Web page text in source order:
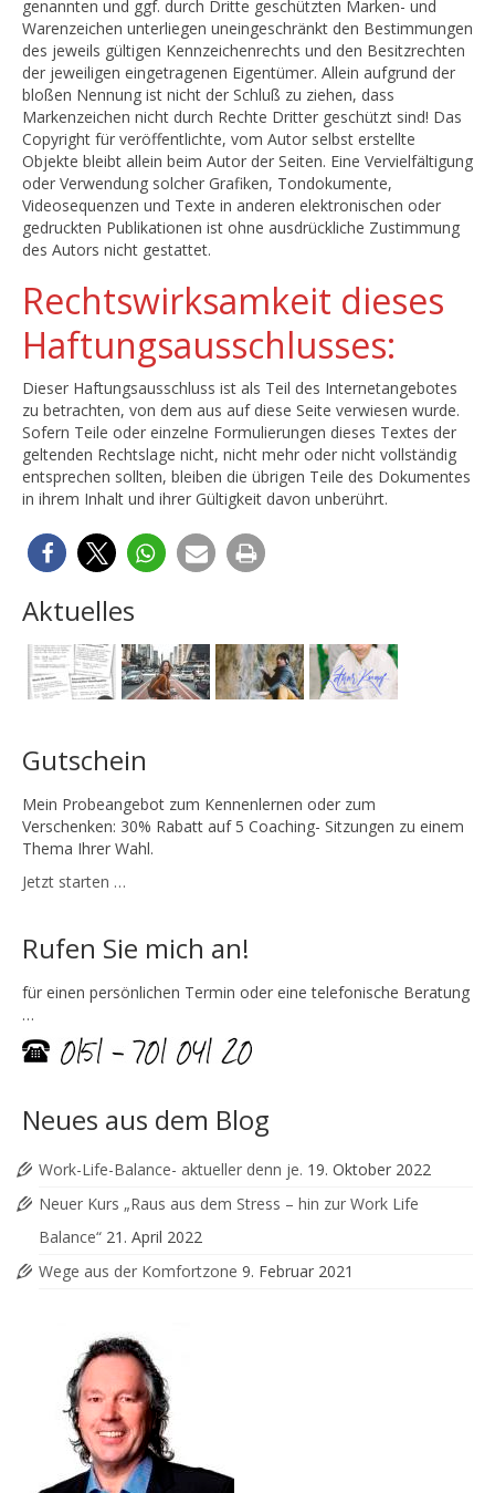
genannten und ggf. durch Dritte geschützten Marken- und
Warenzeichen unterliegen uneingeschränkt den Bestimmungen
des jeweils gültigen Kennzeichenrechts und den Besitzrechten
der jeweiligen eingetragenen Eigentümer. Allein aufgrund der
bloßen Nennung ist nicht der Schluß zu ziehen, dass
Markenzeichen nicht durch Rechte Dritter geschützt sind! Das
Copyright für veröffentlichte, vom Autor selbst erstellte
Objekte bleibt allein beim Autor der Seiten. Eine Vervielfältigung
oder Verwendung solcher Grafiken, Tondokumente,
Videosequenzen und Texte in anderen elektronischen oder
gedruckten Publikationen ist ohne ausdrückliche Zustimmung
des Autors nicht gestattet.
Rechtswirksamkeit dieses
Haftungsausschlusses:
Dieser Haftungsausschluss ist als Teil des Internetangebotes
zu betrachten, von dem aus auf diese Seite verwiesen wurde.
Sofern Teile oder einzelne Formulierungen dieses Textes der
geltenden Rechtslage nicht, nicht mehr oder nicht vollständig
entsprechen sollten, bleiben die übrigen Teile des Dokumentes
in ihrem Inhalt und ihrer Gültigkeit davon unberührt.
Aktuelles
Gutschein
Mein Probeangebot zum Kennenlernen oder zum
Verschenken: 30% Rabatt auf 5 Coaching- Sitzungen zu einem
Thema Ihrer Wahl.
Jetzt starten …
Rufen Sie mich an!
für einen persönlichen Termin oder eine telefonische Beratung
…
Neues aus dem Blog
Work-Life-Balance- aktueller denn je. 19. Oktober 2022
Neuer Kurs „Raus aus dem Stress – hin zur Work Life
Balance“ 21. April 2022
Wege aus der Komfortzone 9. Februar 2021